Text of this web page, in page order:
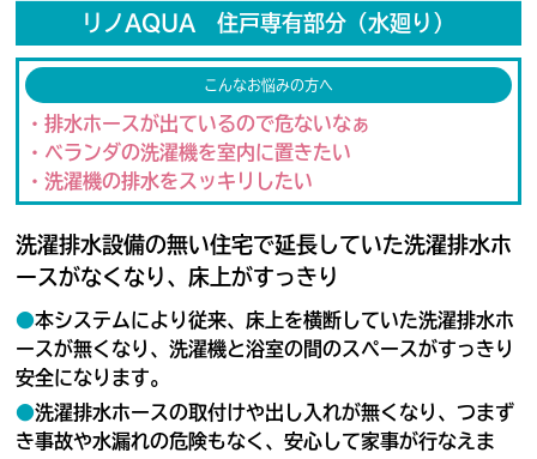
リノAQUA 住戸専有部分（水廻り）
こんなお悩みの方へ
・排水ホースが出ているので危ないなぁ
・ベランダの洗濯機を室内に置きたい
・洗濯機の排水をスッキリしたい
洗濯排水設備の無い住宅で延長していた洗濯排水ホ
ースがなくなり、床上がすっきり
●本システムにより従来、床上を横断していた洗濯排水ホ
ースが無くなり、洗濯機と浴室の間のスペースがすっきり
安全になります。
●洗濯排水ホースの取付けや出し入れが無くなり、つまず
き事故や水漏れの危険もなく、安心して家事が行なえま